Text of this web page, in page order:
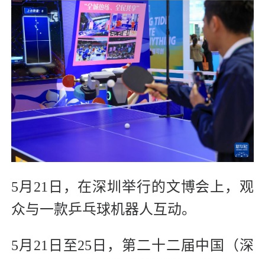
5月21日，在深圳举行的文博会上，观
众与一款乒乓球机器人互动。
5月21日至25日，第二十二届中国（深